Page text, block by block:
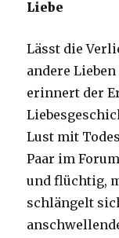
Liebe
Lässt die
andere
erinnert der
Lust mit
Paar im
und flüchtig,
schlängelt